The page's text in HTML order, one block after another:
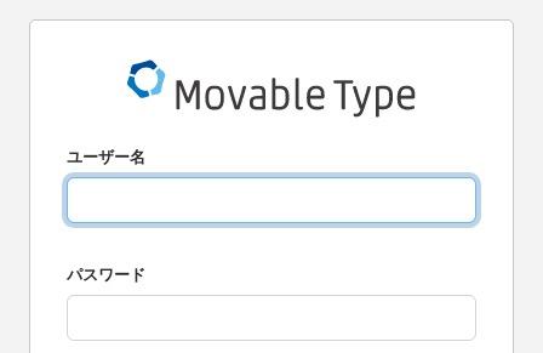
ユーザー名
パスワード